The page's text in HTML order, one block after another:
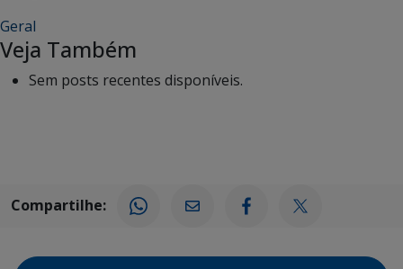
Geral
Veja Também
Sem posts recentes disponíveis.
Compartilhe: